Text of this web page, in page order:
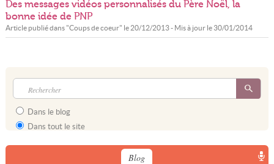
Des messages vidéos personnalisés du Père Noël, la
bonne idée de PNP
Article publié dans "Coups de coeur" le 20/12/2013- Mis à jour le 30/01/2014
Dans le blog
Dans tout le site
Blog